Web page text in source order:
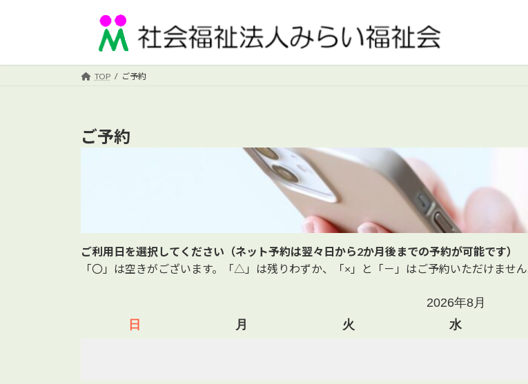
TOP ご予約
ご予約
ご利用日を選択してください（ネット予約は翌々日から2か月後までの予約が可能です）
「〇」は空きがございます。「△」は残りわずか、「×」と「－」はご予約いただけません
2026年8月
日
月 火 水